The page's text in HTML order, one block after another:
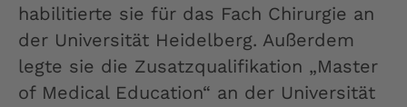
habilitierte sie für das Fach Chirurgie an
der Universität Heidelberg. Außerdem
legte sie die Zusatzqualifikation „Master
of Medical Education“ an der Universität